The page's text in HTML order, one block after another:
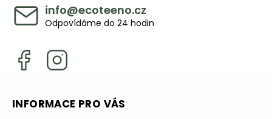
info@ecoteeno.cz
Odpovídáme do 24 hodin
INFORMACE PRO VÁS